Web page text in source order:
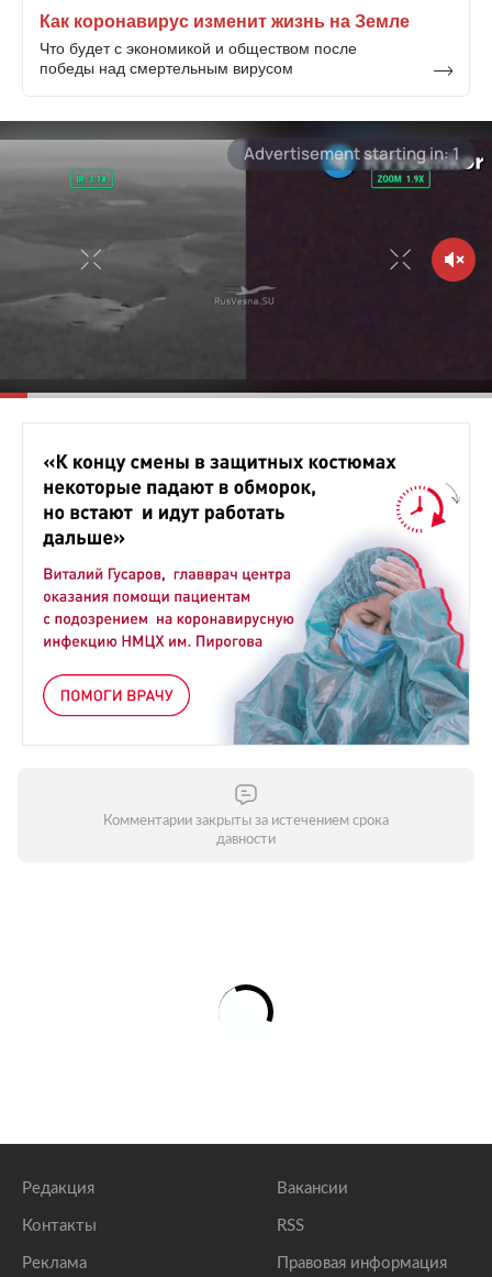
Как коронавирус изменит жизнь на Земле
Что будет с экономикой и обществом после
победы над смертельным вирусом
Комментарии закрыты за истечением срока
давности
Редакция
Контакты
Реклама
Вакансии
RSS
Правовая информация